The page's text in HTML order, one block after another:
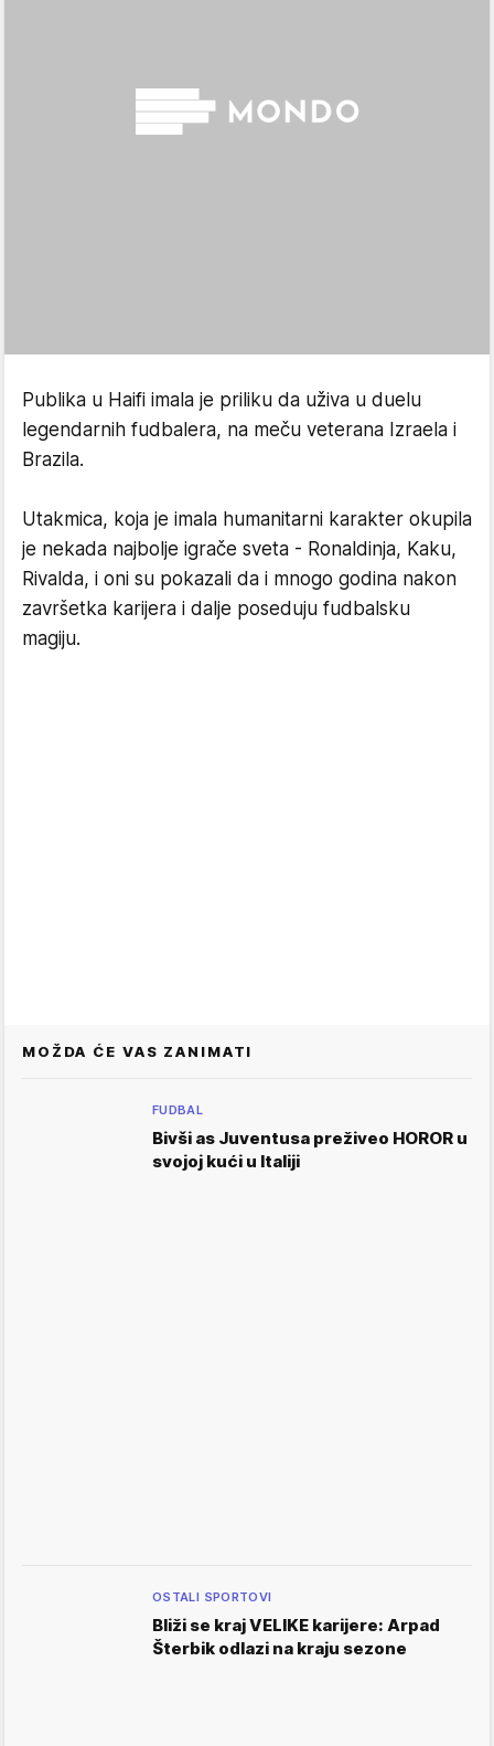
Publika u Haifi imala je priliku da uživa u duelu
legendarnih fudbalera, na meču veterana Izraela i
Brazila.
Utakmica, koja je imala humanitarni karakter okupila
je nekada najbolje igrače sveta - Ronaldinja, Kaku,
Rivalda, i oni su pokazali da i mnogo godina nakon
završetka karijera i dalje poseduju fudbalsku
magiju.
MOŽDA ĆE VAS ZANIMATI
FUDBAL
Bivši as Juventusa preživeo HOROR u
svojoj kući u Italiji
OSTALI SPORTOVI
Bliži se kraj VELIKE karijere: Arpad
Šterbik odlazi na kraju sezone